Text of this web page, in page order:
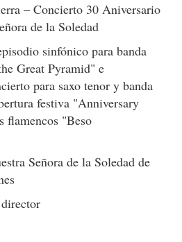
– Concierto 30 Aniversario
de la Soledad
sinfónico para banda
Great Pyramid" e
para saxo tenor y banda
festiva "Anniversary
flamencos "Beso
Señora de la Soledad de